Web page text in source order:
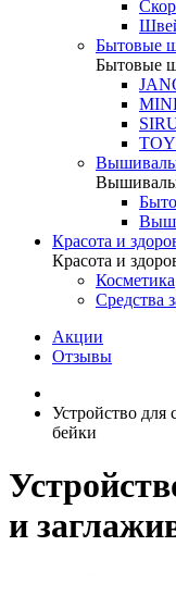
Бытовые
Бытовые
Красота и
Красота и
Косметика
Средства
Акции
Отзывы
Устройство для
бейки
и